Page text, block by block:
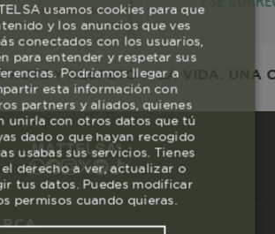
Y RESPETO A LA VIDA.
usamos cookies para que
y los anuncios que ves
conectados con los usuarios,
para entender y respetar sus
Podríamos llegar a
esta información con
partners y aliados, quienes
unirla con otros datos que tú
dado o que hayan recogido
usabas sus servicios. Tienes
derecho a ver, actualizar o
tus datos. Puedes modificar
permisos cuando quieras.